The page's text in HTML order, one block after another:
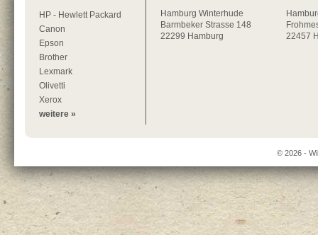
HP - Hewlett Packard
Canon
Epson
Brother
Lexmark
Olivetti
Xerox
weitere »
Hamburg Winterhude
Barmbeker Strasse 148
22299 Hamburg
22457
© 2026 -